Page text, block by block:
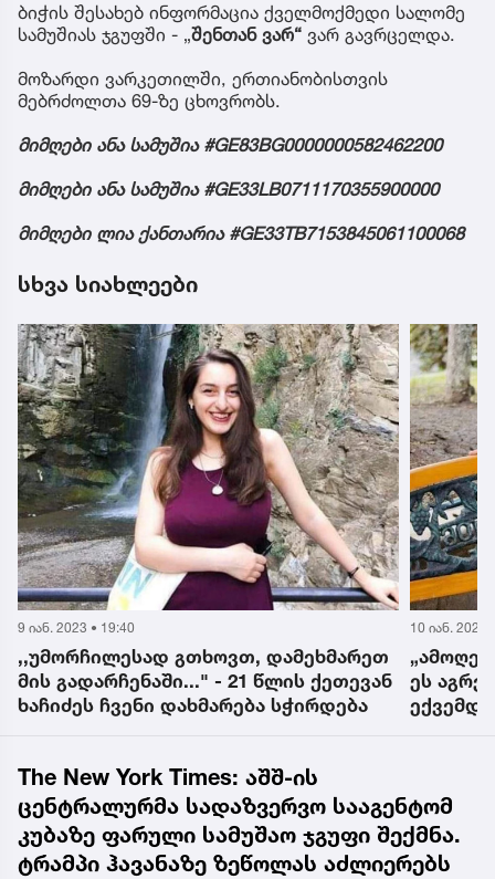
ბიჭის შესახებ ინფორმაცია ქველმოქმედი სალომე
სამუშიას ჯგუფში - „შენთან ვარ“ ვარ გავრცელდა.
მოზარდი ვარკეთილში, ერთიანობისთვის
მებრძოლთა 69-ზე ცხოვრობს.
მიმღები ანა სამუშია #GE83BG0000000582462200
მიმღები ანა სამუშია #GE33LB0711170355900000
მიმღები ლია ქანთარია #GE33TB7153845061100068
სხვა სიახლეები
10 იან. 2023 • 10:27
„ამოღებული აქვს 3 მალა... სიმსივნის
ეს აგრესიული ფორმა არ
ექვემდებარება ქიმიოთერაპიას“- 36
9 იან. 2023 •
ეძახის,
The New York Times: აშშ-ის
ცენტრალურმა სადაზვერვო სააგენტომ
კუბაზე ფარული სამუშაო ჯგუფი შექმნა.
ტრამპი ჰავანაზე ზეწოლას აძლიერებს